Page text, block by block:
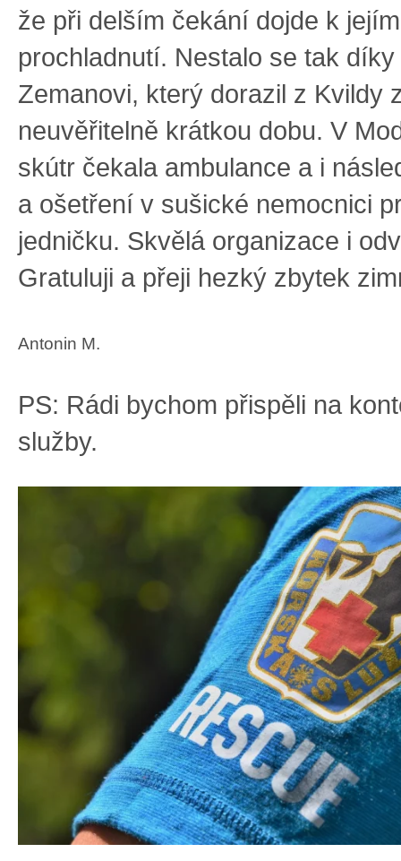
že při delším čekání dojde k
prochladnutí. Nestalo se tak
Zemanovi, který dorazil z Kvildy
neuvěřitelně krátkou dobu. V
skútr čekala ambulance a i
a ošetření v sušické nemocnici
jedničku. Skvělá organizace i
Gratuluji a přeji hezký zbytek
Antonin M.
PS: Rádi bychom přispěli na
služby.